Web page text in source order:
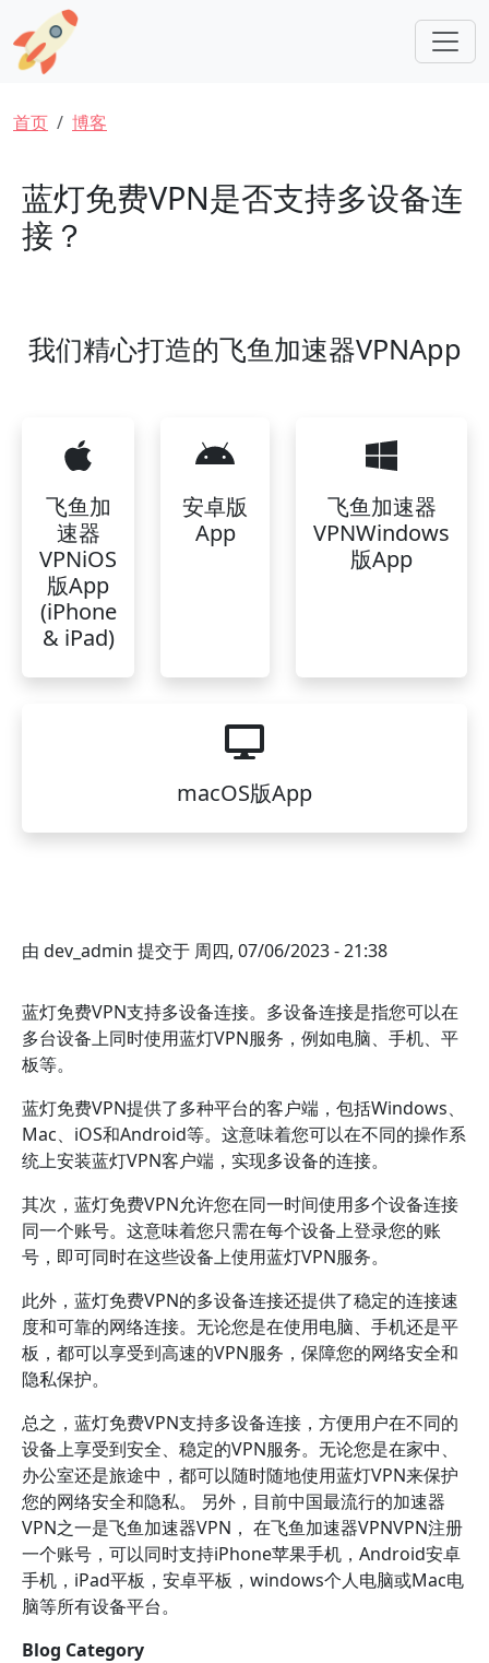
跳转到主要内容
面包屑
首页 博客
蓝灯免费VPN是否支持多设备连
接？
我们精心打造的飞鱼加速器VPNApp
飞鱼加
速器
VPNiOS
版App
(iPhone
& iPad)
安卓版
App
飞鱼加速器
VPNWindows
版App
macOS版App
由 dev_admin 提交于 周四, 07/06/2023 - 21:38
蓝灯免费VPN支持多设备连接。多设备连接是指您可以在
多台设备上同时使用蓝灯VPN服务，例如电脑、手机、平
板等。
蓝灯免费VPN提供了多种平台的客户端，包括Windows、
Mac、iOS和Android等。这意味着您可以在不同的操作系
统上安装蓝灯VPN客户端，实现多设备的连接。
其次，蓝灯免费VPN允许您在同一时间使用多个设备连接
同一个账号。这意味着您只需在每个设备上登录您的账
号，即可同时在这些设备上使用蓝灯VPN服务。
此外，蓝灯免费VPN的多设备连接还提供了稳定的连接速
度和可靠的网络连接。无论您是在使用电脑、手机还是平
板，都可以享受到高速的VPN服务，保障您的网络安全和
隐私保护。
总之，蓝灯免费VPN支持多设备连接，方便用户在不同的
设备上享受到安全、稳定的VPN服务。无论您是在家中、
办公室还是旅途中，都可以随时随地使用蓝灯VPN来保护
您的网络安全和隐私。 另外，目前中国最流行的加速器
VPN之一是飞鱼加速器VPN， 在飞鱼加速器VPNVPN注册
一个账号，可以同时支持iPhone苹果手机，Android安卓
手机，iPad平板，安卓平板，windows个人电脑或Mac电
脑等所有设备平台。
Blog Category